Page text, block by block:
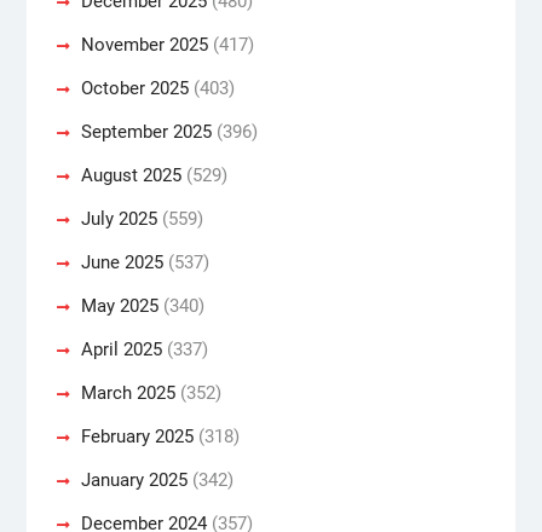
November 2025(417)
October 2025(403)
September 2025(396)
August 2025(529)
July 2025(559)
June 2025(537)
May 2025(340)
April 2025(337)
March 2025(352)
February 2025(318)
January 2025(342)
December 2024(357)